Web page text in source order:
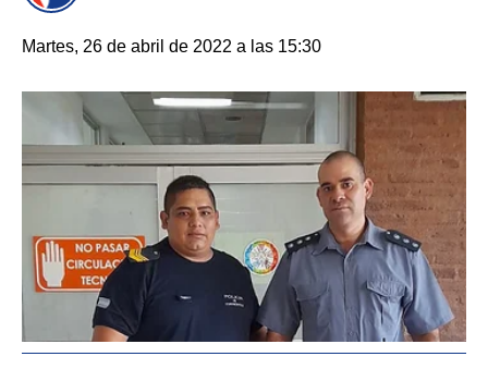
Martes, 26 de abril de 2022 a las 15:30